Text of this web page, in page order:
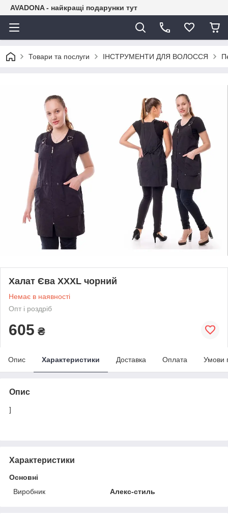
AVADONA - найкращі подарунки тут
Товари та послуги ІНСТРУМЕНТИ ДЛЯ ВОЛОССЯ
Халат Єва XXXL чорний
Немає в наявності
Опт і роздріб
605 ₴
Опис Характеристики Доставка Оплата Умови
Опис
]
Характеристики
Основні
Виробник
Алекс-стиль